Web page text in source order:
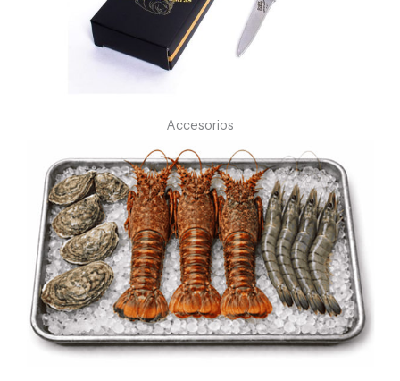
Accesorios